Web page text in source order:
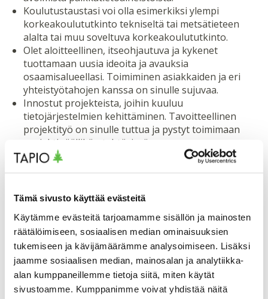
Tämä sivusto käyttää evästeitä
Käytämme evästeitä tarjoamamme sisällön ja mainosten
räätälöimiseen, sosiaalisen median ominaisuuksien
tukemiseen ja kävijämäärämme analysoimiseen. Lisäksi
jaamme sosiaalisen median, mainosalan ja analytiikka-
alan kumppaneillemme tietoja siitä, miten käytät
sivustoamme. Kumppanimme voivat yhdistää näitä
Koulutustaustasi voi olla esimerkiksi ylempi
korkeakoulututkinto tekniseltä tai metsätieteen
alalta tai muu soveltuva korkeakoulututkinto.
Olet aloitteellinen, itseohjautuva ja kykenet
tuottamaan uusia ideoita ja avauksia
osaamisalueellasi. Toimiminen asiakkaiden ja eri
yhteistyötahojen kanssa on sinulle sujuvaa.
Innostut projekteista, joihin kuuluu
tietojärjestelmien kehittäminen. Tavoitteellinen
projektityö on sinulle tuttua ja pystyt toimimaan
projektipäällikön tehtävissä.
Viestit sujuvasti sekä kirjallisesti että suullisesti.
Mitä tarjoamme sinulle
Tehtävä metsä- ja paikkatietoasiantuntijana tarjoaa
näköalapaikan metsien vastuullisen ja kestävän käytön
kehityksessä sekä paikkatietopalvelujen tuottamisessa.
Tulet osaksi metsäntuntijoiden asiantuntijatiimiä, jossa
yhdistyvät korkeatasoinen metsä- ja
ympäristöosaaminen, paikkatiedon hyödyntäminen